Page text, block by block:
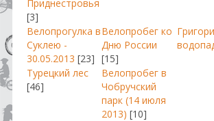
Приднестровья
[3]
Велопрогулка в
Суклею -
30.05.2013 [23]
Велопробег ко
Дню России
[15]
Турецкий лес
[46]
Велопробег в
Чобручский
парк (14 июля
2013) [10]